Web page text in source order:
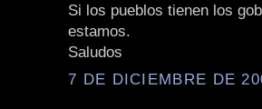
Si los pueblos tienen los
estamos.
Saludos
7 DE DICIEMBRE DE